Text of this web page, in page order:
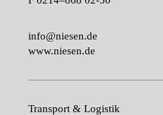
info@niesen.de
www.niesen.de
Transport & Logistik